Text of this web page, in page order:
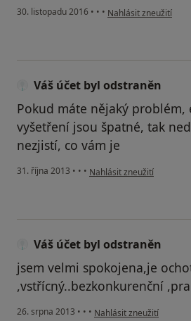
30. listopadu 2016 • • • podle názoru
Nahlásit zneužití
Váš účet byl odstraněn
Pokud máte nějaký problém,
vyšetření jsou špatné, tak
nezjistí, co vám je
31. října 2013 • • • podle názoru uživatele
Nahlásit zneužití
Váš účet byl odstraněn
jsem velmi spokojena,je
,vstřícný..bezkonkurenční
26. srpna 2013 • • • podle názoru uživatele
Nahlásit zneužití